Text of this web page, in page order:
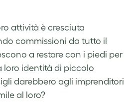
attività è cresciuta
commissioni da tutto il
a restare con i piedi per
loro identità di piccolo
darebbero agli imprenditori
al loro?